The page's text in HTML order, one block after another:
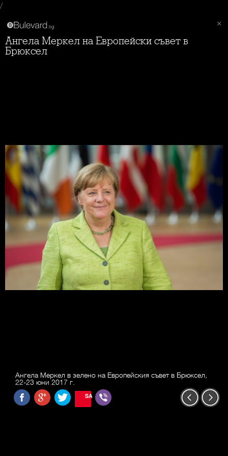
/
Ангела Меркел на Европейски съвет в
Брюксел
Ангела Меркел в зелено на Европейския съвет в Брюксел,
22-23 юни 2017 г.
SAVE